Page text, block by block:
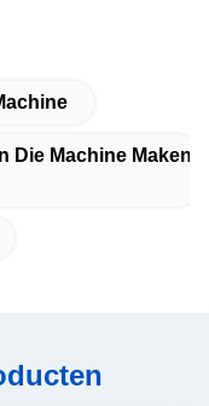
Die Machine Maken